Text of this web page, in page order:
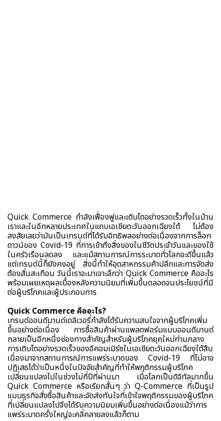
Quick Commerce กำลังเฟื่องฟูและเติบโตอย่างรวดเร็วทั้งในบ้าน
เราและในอีกหลายประเทศในแถบเอเชียตะวันออกเฉียงใต้ ไม่ต้อง
สงสัยเลยว่ามันเป็นเทรนด์ที่ได้รับอิทธิพลอย่างต่อเนื่องจากการล็อก
ดาวน์ของ Covid-19 ที่การเข้าถึงสิ่งของในชีวิตประจำวันและของใช้
ในครัวเรือนลดลง และแม้สถานการณ์การระบาดทั่วโลกจะดีขึ้นแล้ว
แต่เทรนด์นี้ก็ยังคงอยู่ สิ่งนี้ทำให้อุตสาหกรรมค้าปลีกและการจัดส่ง
ต้องสั่นสะเทือน วันนี้เราจะมาเจาะลึกว่า Quick Commerce คืออะไร
พร้อมเผยเหตุผลเบื้องหลังความนิยมที่เพิ่มขึ้นตลอดจนประโยชน์ที่มี
ต่อผู้บริโภคและผู้ประกอบการ
Quick Commerce คืออะไร?
เทรนด์ออนดีมานด์เดลิเวอรี่กำลังได้รับความสนใจจากผู้บริโภคเพิ่ม
ขึ้นอย่างต่อเนื่อง การซื้อสินค้าผ่านแพลตฟอร์มแบบออนดีมานด์
กลายเป็นอีกหนึ่งช่องทางสำคัญสำหรับผู้บริโภคยุคใหม่ท่ามกลาง
การเติบโตอย่างรวดเร็วของอีคอมเมิร์ซในเอเชียตะวันออกเฉียงใต้สืบ
เนื่องมาจากสถานการณ์การแพร่ระบาดของ Covid-19 ที่ไม่อาจ
ปฏิเสธได้ว่าเป็นหนึ่งในปัจจัยสำคัญที่ทำให้พฤติกรรมผู้บริโภค
เปลี่ยนแปลงไปในช่วงไม่กี่ปีที่ผ่านมา เมื่อโลกเป็นดิจิทัลมากขึ้น
Quick Commerce หรือเรียกสั้นๆ ว่า Q-Commerce ที่เป็นรูป
แบบธุรกิจสั่งซื้อสินค้าและจัดส่งทันใจที่เข้าใจพฤติกรรมของผู้บริโภค
ที่เปลี่ยนแปลงไปจึงได้รับความนิยมเพิ่มขึ้นอย่างต่อเนื่องแม้ว่าการ
แพร่ระบาดครั้งใหญ่จะคลี่คลายลงแล้วก็ตาม